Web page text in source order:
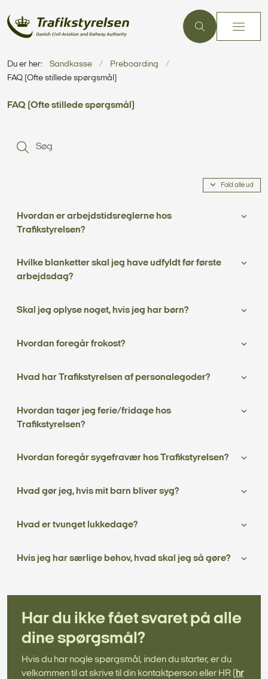
Du er her: Sandkasse
Preboarding
FAQ (Ofte stillede spørgsmål)
FAQ (Ofte stillede spørgsmål)
Fold alle ud
Hvordan er arbejdstidsreglerne hos
Trafikstyrelsen?
Hvilke blanketter skal jeg have udfyldt før første
arbejdsdag?
Skal jeg oplyse noget, hvis jeg har børn?
Hvordan foregår frokost?
Hvad har Trafikstyrelsen af personalegoder?
Hvordan tager jeg ferie/fridage hos
Trafikstyrelsen?
Hvordan foregår sygefravær hos Trafikstyrelsen?
Hvad gør jeg, hvis mit barn bliver syg?
Hvad er tvunget lukkedage?
Hvis jeg har særlige behov, hvad skal jeg så gøre?
Har du ikke fået svaret på alle
dine spørgsmål?
Hvis du har nogle spørgsmål, inden du starter, er du
velkommen til at skrive til din kontaktperson eller HR (
hr